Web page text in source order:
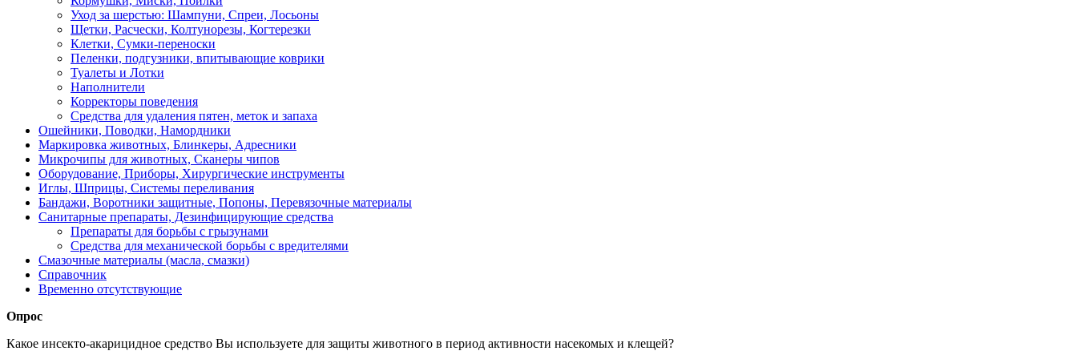
Уход за шерстью: Шампуни, Спреи, Лосьоны
Щетки, Расчески, Колтунорезы, Когтерезки
Клетки, Сумки-переноски
Пеленки, подгузники, впитывающие коврики
Туалеты и Лотки
Наполнители
Корректоры поведения
Средства для удаления пятен, меток и запаха
Ошейники, Поводки, Намордники
Маркировка животных, Блинкеры, Адресники
Микрочипы для животных, Сканеры чипов
Оборудование, Приборы, Хирургические инструменты
Иглы, Шприцы, Системы переливания
Бандажи, Воротники защитные, Попоны, Перевязочные материалы
Санитарные препараты, Дезинфицирующие средства
Препараты для борьбы с грызунами
Средства для механической борьбы с вредителями
Смазочные материалы (масла, смазки)
Справочник
Временно отсутствующие
Опрос
Какое инсекто-акарицидное средство Вы используете для защиты животного в период активности насекомых и клещей?